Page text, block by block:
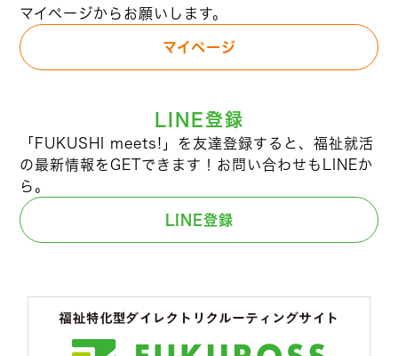
マイページからお願いします。
マイページ
LINE登録
「FUKUSHI meets!」を友達登録すると、福祉就活
の最新情報をGETできます！お問い合わせもLINEか
ら。
LINE登録